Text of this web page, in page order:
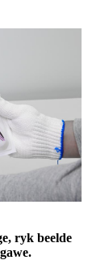
ryk beelde